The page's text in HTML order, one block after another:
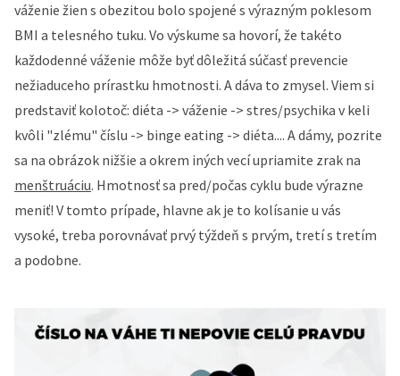
váženie žien s obezitou bolo spojené s výrazným poklesom
BMI a telesného tuku. Vo výskume sa hovorí, že takéto
každodenné váženie môže byť dôležitá súčasť prevencie
nežiaduceho prírastku hmotnosti. A dáva to zmysel. Viem si
predstaviť kolotoč: diéta -> váženie -> stres/psychika v keli
kvôli "zlému" číslu -> binge eating -> diéta.... A dámy, pozrite
sa na obrázok nižšie a okrem iných vecí upriamite zrak na
menštruáciu. Hmotnosť sa pred/počas cyklu bude výrazne
meniť! V tomto prípade, hlavne ak je to kolísanie u vás
vysoké, treba porovnávať prvý týždeň s prvým, tretí s tretím
a podobne.